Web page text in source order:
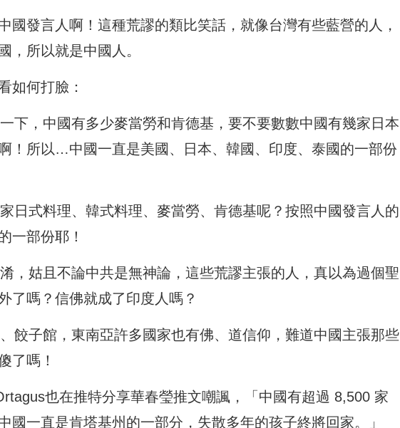
國發言人啊！這種荒謬的類比笑話，就像台灣有些藍營的人，
，所以就是中國人。
如何打臉：
下，中國有多少麥當勞和肯德基，要不要數數中國有幾家日本
！所以…中國一直是美國、日本、韓國、印度、泰國的一部份
日式料理、韓式料理、麥當勞、肯德基呢？按照中國發言人的
一部份耶！
，姑且不論中共是無神論，這些荒謬主張的人，真以為過個聖
了嗎？信佛就成了印度人嗎？
餃子館，東南亞許多國家也有佛、道信仰，難道中國主張那些
了嗎！
也在推特分享華春瑩推文嘲諷，「中國有超過 8,500 家
國一直是肯塔基州的一部分，失散多年的孩子終將回家。」